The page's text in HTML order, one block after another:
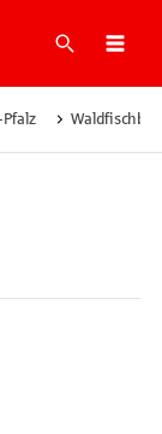
Suche